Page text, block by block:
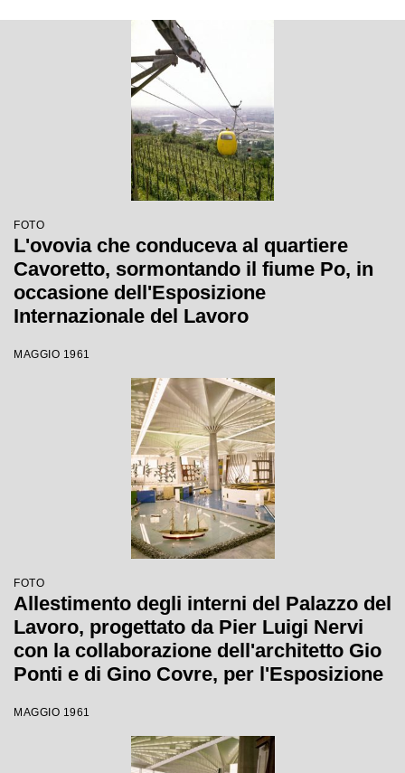
FOTO
L'ovovia che conduceva al quartiere
Cavoretto, sormontando il fiume Po, in
occasione dell'Esposizione
Internazionale del Lavoro
MAGGIO 1961
FOTO
Allestimento degli interni del Palazzo del
Lavoro, progettato da Pier Luigi Nervi
con la collaborazione dell'architetto Gio
Ponti e di Gino Covre, per l'Esposizione
MAGGIO 1961